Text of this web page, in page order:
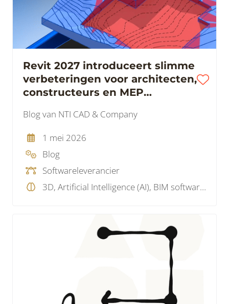
Revit 2027 introduceert slimme
verbeteringen voor architecten,
constructeurs en MEP
Blog van NTI CAD & Company
1 mei 2026
Blog
Softwareleverancier
3D, Artificial Intelligence (AI), BIM software, Visualisatie